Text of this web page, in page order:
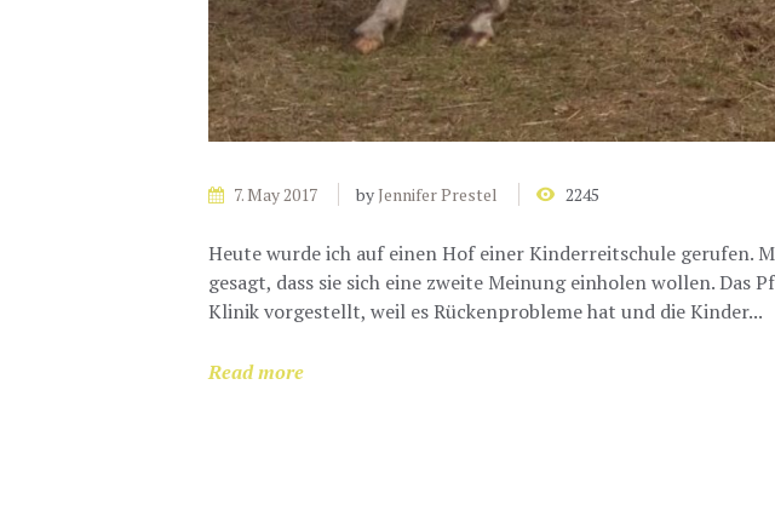
7. May 2017 byJennifer Prestel 2245
Heute wurde ich auf einen Hof einer Kinderreitschule gerufen.
gesagt, dass sie sich eine zweite Meinung einholen wollen. Das
Klinik vorgestellt, weil es Rückenprobleme hat und die Kinder...
Read more